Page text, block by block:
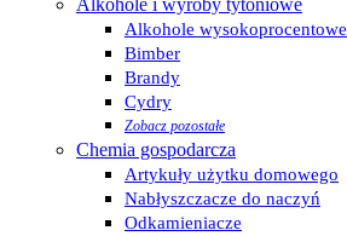
Alkohole i wyroby tytoniowe
Alkohole wysokoprocentowe
Bimber
Brandy
Cydry
Zobacz pozostałe
Chemia gospodarcza
Artykuły użytku domowego
Nabłyszczacze do naczyń
Odkamieniacze